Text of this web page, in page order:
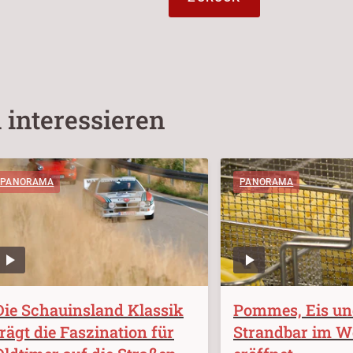
interessieren
PANORAMA
Schauinsland Klassik
die Faszination für
PANORAMA
Pommes, Eis
Strandbar im